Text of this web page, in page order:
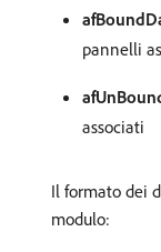
pannelli
associati
Il formato dei
modulo: